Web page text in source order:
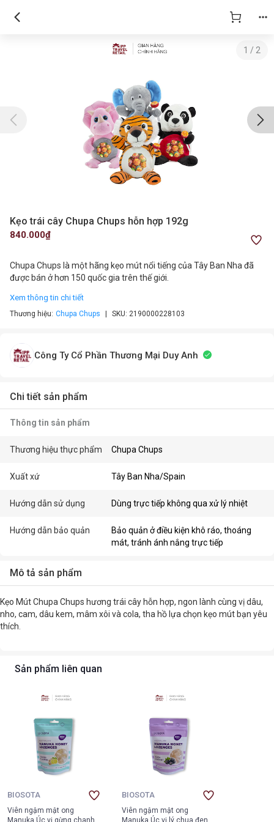
1 / 2
Kẹo trái cây Chupa Chups hỗn hợp 192g
840.000₫
Chupa Chups là một hãng kẹo mút nổi tiếng của Tây Ban Nha đã
được bán ở hơn 150 quốc gia trên thế giới.
Xem thông tin chi tiết
Thương hiệu: Chupa Chups SKU: 2190000228103
Công Ty Cổ Phần Thương Mại Duy Anh
Chi tiết sản phẩm
Thông tin sản phẩm
Thương hiệu thực phẩm Chupa Chups
Xuất xứ Tây Ban Nha/Spain
Hướng dẫn sử dụng Dùng trực tiếp không qua xử lý nhiệt
Hướng dẫn bảo quản
Bảo quản ở điều kiện khô ráo, thoáng
mát, tránh ánh nắng trực tiếp
Mô tả sản phẩm
Kẹo Mút Chupa Chups hương trái cây hỗn hợp, ngon lành cùng vị dâu,
nho, cam, dâu kem, mâm xôi và cola, tha hồ lựa chọn kẹo mút bạn yêu
thích.
Sản phẩm liên quan
BIOSOTA
Viên ngậm mật ong
Manuka Úc vị gừng chanh
BIOSOTA
Viên ngậm mật ong
Manuka Úc vị lý chua đen